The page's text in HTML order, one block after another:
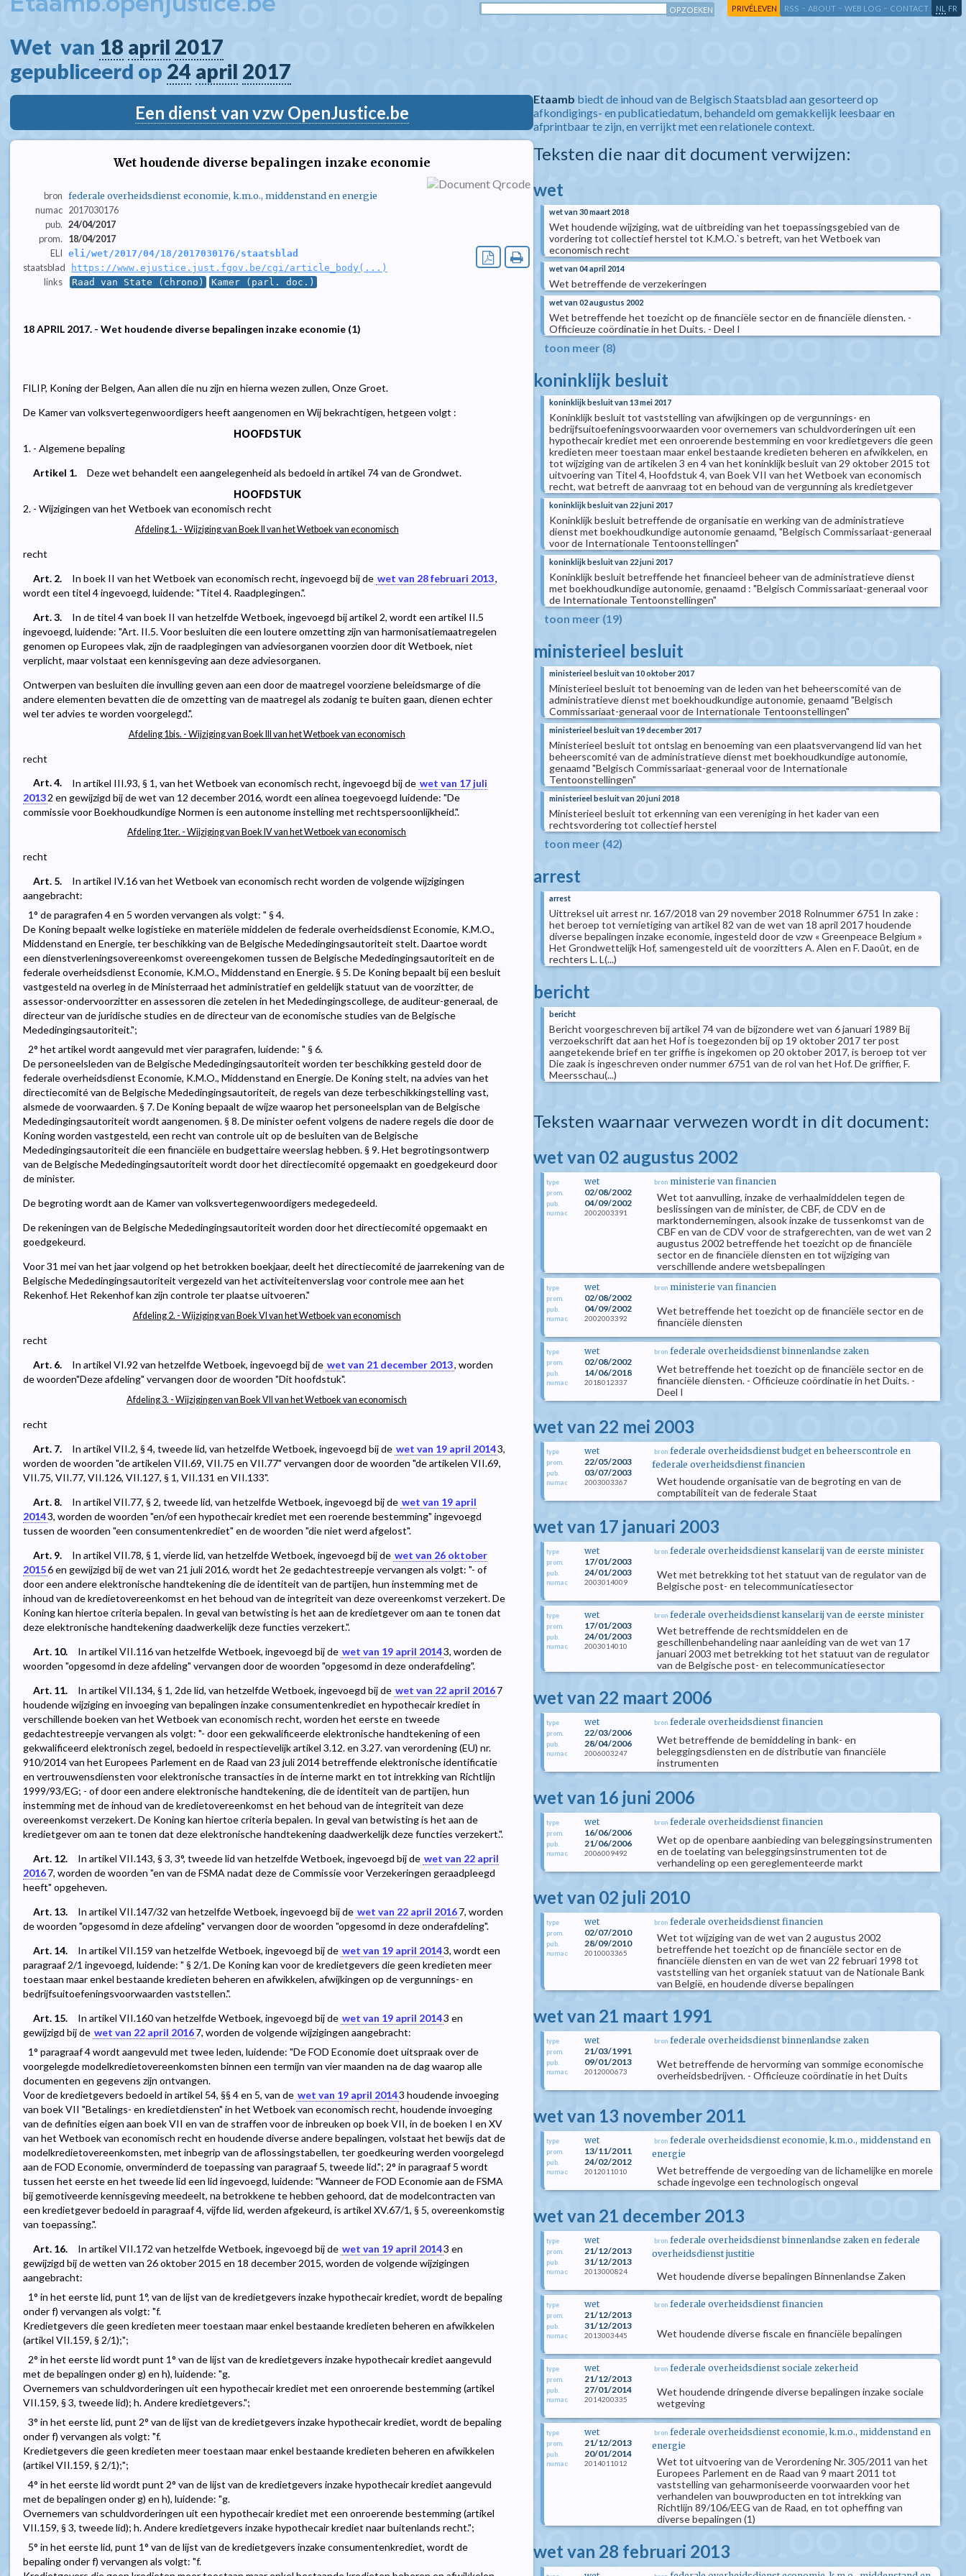
PRIVÉLEVEN RSS - ABOUT - WEB LOG - CONTACT NL FR
Wet  van 18 april 2017
gepubliceerd op 24 april 2017
Een dienst van vzw OpenJustice.be
Wet houdende diverse bepalingen inzake economie
bron federale overheidsdienst economie, k.m.o., middenstand en energie
numac 2017030176
pub. 24/04/2017
prom.
18/04/2017
ELI eli/wet/2017/04/18/2017030176/staatsblad
staatsblad https://www.ejustice.just.fgov.be/cgi/article_body(...)
links Raad van State (chrono) Kamer (parl. doc.)
18 APRIL 2017. - Wet houdende diverse bepalingen inzake economie (1)
FILIP, Koning der Belgen, Aan allen die nu zijn en hierna wezen zullen, Onze Groet.
De Kamer van volksvertegenwoordigers heeft aangenomen en Wij bekrachtigen, hetgeen volgt :
HOOFDSTUK
1. - Algemene bepaling
Artikel 1.
Deze wet behandelt een aangelegenheid als bedoeld in artikel 74 van de Grondwet.
HOOFDSTUK
2. - Wijzigingen van het Wetboek van economisch recht
Afdeling 1. - Wijziging van Boek II van het Wetboek van economisch
recht
Art. 2.
In boek II van het Wetboek van economisch recht, ingevoegd bij de wet van 28 februari 2013,
wordt een titel 4 ingevoegd, luidende: "Titel 4. Raadplegingen.".
Art. 3.
In de titel 4 van boek II van hetzelfde Wetboek, ingevoegd bij artikel 2, wordt een artikel II.5
ingevoegd, luidende: "Art. II.5. Voor besluiten die een loutere omzetting zijn van harmonisatiemaatregelen
genomen op Europees vlak, zijn de raadplegingen van adviesorganen voorzien door dit Wetboek, niet
verplicht, maar volstaat een kennisgeving aan deze adviesorganen.
Ontwerpen van besluiten die invulling geven aan een door de maatregel voorziene beleidsmarge of die
andere elementen bevatten die de omzetting van de maatregel als zodanig te buiten gaan, dienen echter
wel ter advies te worden voorgelegd.".
Afdeling 1bis. - Wijziging van Boek III van het Wetboek van economisch
recht
Art. 4.
In artikel III.93, § 1, van het Wetboek van economisch recht, ingevoegd bij de wet van 17 juli
20132 en gewijzigd bij de wet van 12 december 2016, wordt een alinea toegevoegd luidende: "De
commissie voor Boekhoudkundige Normen is een autonome instelling met rechtspersoonlijkheid.".
Afdeling 1ter. - Wijziging van Boek IV van het Wetboek van economisch
recht
Art. 5.
In artikel IV.16 van het Wetboek van economisch recht worden de volgende wijzigingen
aangebracht:
1° de paragrafen 4 en 5 worden vervangen als volgt: " § 4.
De Koning bepaalt welke logistieke en materiële middelen de federale overheidsdienst Economie, K.M.O.,
Middenstand en Energie, ter beschikking van de Belgische Mededingingsautoriteit stelt. Daartoe wordt
een dienstverleningsovereenkomst overeengekomen tussen de Belgische Mededingingsautoriteit en de
federale overheidsdienst Economie, K.M.O., Middenstand en Energie. § 5. De Koning bepaalt bij een besluit
vastgesteld na overleg in de Ministerraad het administratief en geldelijk statuut van de voorzitter, de
assessor-ondervoorzitter en assessoren die zetelen in het Mededingingscollege, de auditeur-generaal, de
directeur van de juridische studies en de directeur van de economische studies van de Belgische
Mededingingsautoriteit.";
2° het artikel wordt aangevuld met vier paragrafen, luidende: " § 6.
De personeelsleden van de Belgische Mededingingsautoriteit worden ter beschikking gesteld door de
federale overheidsdienst Economie, K.M.O., Middenstand en Energie. De Koning stelt, na advies van het
directiecomité van de Belgische Mededingingsautoriteit, de regels van deze terbeschikkingstelling vast,
alsmede de voorwaarden. § 7. De Koning bepaalt de wijze waarop het personeelsplan van de Belgische
Mededingingsautoriteit wordt aangenomen. § 8. De minister oefent volgens de nadere regels die door de
Koning worden vastgesteld, een recht van controle uit op de besluiten van de Belgische
Mededingingsautoriteit die een financiële en budgettaire weerslag hebben. § 9. Het begrotingsontwerp
van de Belgische Mededingingsautoriteit wordt door het directiecomité opgemaakt en goedgekeurd door
de minister.
De begroting wordt aan de Kamer van volksvertegenwoordigers medegedeeld.
De rekeningen van de Belgische Mededingingsautoriteit worden door het directiecomité opgemaakt en
goedgekeurd.
Voor 31 mei van het jaar volgend op het betrokken boekjaar, deelt het directiecomité de jaarrekening van de
Belgische Mededingingsautoriteit vergezeld van het activiteitenverslag voor controle mee aan het
Rekenhof. Het Rekenhof kan zijn controle ter plaatse uitvoeren."
Afdeling 2. - Wijziging van Boek VI van het Wetboek van economisch
recht
Art. 6.
In artikel VI.92 van hetzelfde Wetboek, ingevoegd bij de wet van 21 december 2013, worden
de woorden"Deze afdeling" vervangen door de woorden "Dit hoofdstuk".
Afdeling 3. - Wijzigingen van Boek VII van het Wetboek van economisch
recht
Art. 7.
In artikel VII.2, § 4, tweede lid, van hetzelfde Wetboek, ingevoegd bij de wet van 19 april 20143,
worden de woorden "de artikelen VII.69, VII.75 en VII.77" vervangen door de woorden "de artikelen VII.69,
VII.75, VII.77, VII.126, VII.127, § 1, VII.131 en VII.133".
Art. 8.
In artikel VII.77, § 2, tweede lid, van hetzelfde Wetboek, ingevoegd bij de wet van 19 april
20143, worden de woorden "en/of een hypothecair krediet met een roerende bestemming" ingevoegd
tussen de woorden "een consumentenkrediet" en de woorden "die niet werd afgelost".
Art. 9.
In artikel VII.78, § 1, vierde lid, van hetzelfde Wetboek, ingevoegd bij de wet van 26 oktober
20156en gewijzigd bij de wet van 21 juli 2016, wordt het 2e gedachtestreepje vervangen als volgt: "- of
door een andere elektronische handtekening die de identiteit van de partijen, hun instemming met de
inhoud van de kredietovereenkomst en het behoud van de integriteit van deze overeenkomst verzekert. De
Koning kan hiertoe criteria bepalen. In geval van betwisting is het aan de kredietgever om aan te tonen dat
deze elektronische handtekening daadwerkelijk deze functies verzekert.".
Art. 10.
In artikel VII.116 van hetzelfde Wetboek, ingevoegd bij de wet van 19 april 20143, worden de
woorden "opgesomd in deze afdeling" vervangen door de woorden "opgesomd in deze onderafdeling".
Art. 11.
In artikel VII.134, § 1, 2de lid, van hetzelfde Wetboek, ingevoegd bij de wet van 22 april 20167
houdende wijziging en invoeging van bepalingen inzake consumentenkrediet en hypothecair krediet in
verschillende boeken van het Wetboek van economisch recht, worden het eerste en tweede
gedachtestreepje vervangen als volgt: "- door een gekwalificeerde elektronische handtekening of een
gekwalificeerd elektronisch zegel, bedoeld in respectievelijk artikel 3.12. en 3.27. van verordening (EU) nr.
910/2014 van het Europees Parlement en de Raad van 23 juli 2014 betreffende elektronische identificatie
en vertrouwensdiensten voor elektronische transacties in de interne markt en tot intrekking van Richtlijn
1999/93/EG; - of door een andere elektronische handtekening, die de identiteit van de partijen, hun
instemming met de inhoud van de kredietovereenkomst en het behoud van de integriteit van deze
overeenkomst verzekert. De Koning kan hiertoe criteria bepalen. In geval van betwisting is het aan de
kredietgever om aan te tonen dat deze elektronische handtekening daadwerkelijk deze functies verzekert.".
Art. 12.
In artikel VII.143, § 3, 3°, tweede lid van hetzelfde Wetboek, ingevoegd bij de wet van 22 april
20167, worden de woorden "en van de FSMA nadat deze de Commissie voor Verzekeringen geraadpleegd
heeft" opgeheven.
Art. 13.
In artikel VII.147/32 van hetzelfde Wetboek, ingevoegd bij de wet van 22 april 20167, worden
de woorden "opgesomd in deze afdeling" vervangen door de woorden "opgesomd in deze onderafdeling".
Art. 14.
In artikel VII.159 van hetzelfde Wetboek, ingevoegd bij de wet van 19 april 20143, wordt een
paragraaf 2/1 ingevoegd, luidende: " § 2/1. De Koning kan voor de kredietgevers die geen kredieten meer
toestaan maar enkel bestaande kredieten beheren en afwikkelen, afwijkingen op de vergunnings- en
bedrijfsuitoefeningsvoorwaarden vaststellen.".
Art. 15.
In artikel VII.160 van hetzelfde Wetboek, ingevoegd bij de wet van 19 april 20143 en
gewijzigd bij de wet van 22 april 20167, worden de volgende wijzigingen aangebracht:
1° paragraaf 4 wordt aangevuld met twee leden, luidende: "De FOD Economie doet uitspraak over de
voorgelegde modelkredietovereenkomsten binnen een termijn van vier maanden na de dag waarop alle
documenten en gegevens zijn ontvangen.
Voor de kredietgevers bedoeld in artikel 54, §§ 4 en 5, van de wet van 19 april 20143 houdende invoeging
van boek VII "Betalings- en kredietdiensten" in het Wetboek van economisch recht, houdende invoeging
van de definities eigen aan boek VII en van de straffen voor de inbreuken op boek VII, in de boeken I en XV
van het Wetboek van economisch recht en houdende diverse andere bepalingen, volstaat het bewijs dat de
modelkredietovereenkomsten, met inbegrip van de aflossingstabellen, ter goedkeuring werden voorgelegd
aan de FOD Economie, onverminderd de toepassing van paragraaf 5, tweede lid."; 2° in paragraaf 5 wordt
tussen het eerste en het tweede lid een lid ingevoegd, luidende: "Wanneer de FOD Economie aan de FSMA
bij gemotiveerde kennisgeving meedeelt, na betrokkene te hebben gehoord, dat de modelcontracten van
een kredietgever bedoeld in paragraaf 4, vijfde lid, werden afgekeurd, is artikel XV.67/1, § 5, overeenkomstig
van toepassing.".
Art. 16.
In artikel VII.172 van hetzelfde Wetboek, ingevoegd bij de wet van 19 april 20143 en
gewijzigd bij de wetten van 26 oktober 2015 en 18 december 2015, worden de volgende wijzigingen
aangebracht:
1° in het eerste lid, punt 1°, van de lijst van de kredietgevers inzake hypothecair krediet, wordt de bepaling
onder f) vervangen als volgt: "f.
Kredietgevers die geen kredieten meer toestaan maar enkel bestaande kredieten beheren en afwikkelen
(artikel VII.159, § 2/1);";
2° in het eerste lid wordt punt 1° van de lijst van de kredietgevers inzake hypothecair krediet aangevuld
met de bepalingen onder g) en h), luidende: "g.
Overnemers van schuldvorderingen uit een hypothecair krediet met een onroerende bestemming (artikel
VII.159, § 3, tweede lid); h. Andere kredietgevers.";
3° in het eerste lid, punt 2° van de lijst van de kredietgevers inzake hypothecair krediet, wordt de bepaling
onder f) vervangen als volgt: "f.
Kredietgevers die geen kredieten meer toestaan maar enkel bestaande kredieten beheren en afwikkelen
(artikel VII.159, § 2/1);";
4° in het eerste lid wordt punt 2° van de lijst van de kredietgevers inzake hypothecair krediet aangevuld
met de bepalingen onder g) en h), luidende: "g.
Overnemers van schuldvorderingen uit een hypothecair krediet met een onroerende bestemming (artikel
VII.159, § 3, tweede lid); h. Andere kredietgevers inzake hypothecair krediet naar buitenlands recht.";
5° in het eerste lid, punt 1° van de lijst van de kredietgevers inzake consumentenkrediet, wordt de
bepaling onder f) vervangen als volgt: "f.
Etaamb biedt de inhoud van de Belgisch Staatsblad aan gesorteerd op
afkondigings- en publicatiedatum, behandeld om gemakkelijk leesbaar en
afprintbaar te zijn, en verrijkt met een relationele context.
Teksten die naar dit document verwijzen:
wet
wet van 30 maart 2018
Wet houdende wijziging, wat de uitbreiding van het toepassingsgebied van de
vordering tot collectief herstel tot K.M.O.`s betreft, van het Wetboek van
economisch recht
wet van 04 april 2014
Wet betreffende de verzekeringen
wet van 02 augustus 2002
Wet betreffende het toezicht op de financiële sector en de financiële diensten. -
Officieuze coördinatie in het Duits. - Deel I
toon meer (8)
koninklijk besluit
koninklijk besluit van 13 mei 2017
Koninklijk besluit tot vaststelling van afwijkingen op de vergunnings- en
bedrijfsuitoefeningsvoorwaarden voor overnemers van schuldvorderingen uit een
hypothecair krediet met een onroerende bestemming en voor kredietgevers die geen
kredieten meer toestaan maar enkel bestaande kredieten beheren en afwikkelen, en
tot wijziging van de artikelen 3 en 4 van het koninklijk besluit van 29 oktober 2015 tot
uitvoering van Titel 4, Hoofdstuk 4, van Boek VII van het Wetboek van economisch
recht, wat betreft de aanvraag tot en behoud van de vergunning als kredietgever
koninklijk besluit van 22 juni 2017
Koninklijk besluit betreffende de organisatie en werking van de administratieve
dienst met boekhoudkundige autonomie genaamd, "Belgisch Commissariaat-generaal
voor de Internationale Tentoonstellingen"
koninklijk besluit van 22 juni 2017
Koninklijk besluit betreffende het financieel beheer van de administratieve dienst
met boekhoudkundige autonomie, genaamd : "Belgisch Commissariaat-generaal voor
de Internationale Tentoonstellingen"
toon meer (19)
ministerieel besluit
ministerieel besluit van 10 oktober 2017
Ministerieel besluit tot benoeming van de leden van het beheerscomité van de
administratieve dienst met boekhoudkundige autonomie, genaamd "Belgisch
Commissariaat-generaal voor de Internationale Tentoonstellingen"
ministerieel besluit van 19 december 2017
Ministerieel besluit tot ontslag en benoeming van een plaatsvervangend lid van het
beheerscomité van de administratieve dienst met boekhoudkundige autonomie,
genaamd "Belgisch Commissariaat-generaal voor de Internationale
Tentoonstellingen"
ministerieel besluit van 20 juni 2018
Ministerieel besluit tot erkenning van een vereniging in het kader van een
rechtsvordering tot collectief herstel
toon meer (42)
arrest
arrest
Uittreksel uit arrest nr. 167/2018 van 29 november 2018 Rolnummer 6751 In zake :
het beroep tot vernietiging van artikel 82 van de wet van 18 april 2017 houdende
diverse bepalingen inzake economie, ingesteld door de vzw « Greenpeace Belgium »
Het Grondwettelijk Hof, samengesteld uit de voorzitters A. Alen en F. Daoût, en de
rechters L. L(...)
bericht
bericht
Bericht voorgeschreven bij artikel 74 van de bijzondere wet van 6 januari 1989 Bij
verzoekschrift dat aan het Hof is toegezonden bij op 19 oktober 2017 ter post
aangetekende brief en ter griffie is ingekomen op 20 oktober 2017, is beroep tot ver
Die zaak is ingeschreven onder nummer 6751 van de rol van het Hof. De griffier, F.
Meersschau(...)
Teksten waarnaar verwezen wordt in dit document:
wet van 02 augustus 2002
type wet
prom. 02/08/2002
pub. 04/09/2002
numac 2002003391
bron ministerie van financien
Wet tot aanvulling, inzake de verhaalmiddelen tegen de
beslissingen van de minister, de CBF, de CDV en de
marktondernemingen, alsook inzake de tussenkomst van de
CBF en van de CDV voor de strafgerechten, van de wet van 2
augustus 2002 betreffende het toezicht op de financiële
sector en de financiële diensten en tot wijziging van
verschillende andere wetsbepalingen
type wet
prom. 02/08/2002
pub. 04/09/2002
numac 2002003392
bron ministerie van financien
Wet betreffende het toezicht op de financiële sector en de
financiële diensten
type wet
prom. 02/08/2002
pub. 14/06/2018
numac 2018012337
bron federale overheidsdienst binnenlandse zaken
Wet betreffende het toezicht op de financiële sector en de
financiële diensten. - Officieuze coördinatie in het Duits. -
Deel I
wet van 22 mei 2003
type wet
prom. 22/05/2003
pub. 03/07/2003
numac 2003003367
bron federale overheidsdienst budget en beheerscontrole en
federale overheidsdienst financien
Wet houdende organisatie van de begroting en van de
comptabiliteit van de federale Staat
wet van 17 januari 2003
type wet
prom. 17/01/2003
pub. 24/01/2003
numac 2003014009
bron federale overheidsdienst kanselarij van de eerste minister
Wet met betrekking tot het statuut van de regulator van de
Belgische post- en telecommunicatiesector
type wet
prom. 17/01/2003
pub. 24/01/2003
numac 2003014010
bron federale overheidsdienst kanselarij van de eerste minister
Wet betreffende de rechtsmiddelen en de
geschillenbehandeling naar aanleiding van de wet van 17
januari 2003 met betrekking tot het statuut van de regulator
van de Belgische post- en telecommunicatiesector
wet van 22 maart 2006
type wet
prom. 22/03/2006
pub. 28/04/2006
numac 2006003247
bron federale overheidsdienst financien
Wet betreffende de bemiddeling in bank- en
beleggingsdiensten en de distributie van financiële
instrumenten
wet van 16 juni 2006
type wet
prom. 16/06/2006
pub. 21/06/2006
numac 2006009492
bron federale overheidsdienst financien
Wet op de openbare aanbieding van beleggingsinstrumenten
en de toelating van beleggingsinstrumenten tot de
verhandeling op een gereglementeerde markt
wet van 02 juli 2010
type wet
prom. 02/07/2010
pub. 28/09/2010
numac 2010003365
bron federale overheidsdienst financien
Wet tot wijziging van de wet van 2 augustus 2002
betreffende het toezicht op de financiële sector en de
financiële diensten en van de wet van 22 februari 1998 tot
vaststelling van het organiek statuut van de Nationale Bank
van België, en houdende diverse bepalingen
wet van 21 maart 1991
type wet
prom. 21/03/1991
pub. 09/01/2013
numac 2012000673
bron federale overheidsdienst binnenlandse zaken
Wet betreffende de hervorming van sommige economische
overheidsbedrijven. - Officieuze coördinatie in het Duits
wet van 13 november 2011
type wet
prom. 13/11/2011
pub. 24/02/2012
numac 2012011010
bron federale overheidsdienst economie, k.m.o., middenstand en
energie
Wet betreffende de vergoeding van de lichamelijke en morele
schade ingevolge een technologisch ongeval
wet van 21 december 2013
type wet
prom. 21/12/2013
pub. 31/12/2013
numac 2013000824
bron federale overheidsdienst binnenlandse zaken en federale
overheidsdienst justitie
Wet houdende diverse bepalingen Binnenlandse Zaken
type wet
prom. 21/12/2013
pub. 31/12/2013
numac 2013003445
bron federale overheidsdienst financien
Wet houdende diverse fiscale en financiële bepalingen
type wet
prom. 21/12/2013
pub. 27/01/2014
numac 2014200335
bron federale overheidsdienst sociale zekerheid
Wet houdende dringende diverse bepalingen inzake sociale
wetgeving
type wet
prom. 21/12/2013
pub. 20/01/2014
numac 2014011012
bron federale overheidsdienst economie, k.m.o., middenstand en
energie
Wet tot uitvoering van de Verordening Nr. 305/2011 van het
Europees Parlement en de Raad van 9 maart 2011 tot
vaststelling van geharmoniseerde voorwaarden voor het
verhandelen van bouwproducten en tot intrekking van
Richtlijn 89/106/EEG van de Raad, en tot opheffing van
diverse bepalingen (1)
wet van 28 februari 2013